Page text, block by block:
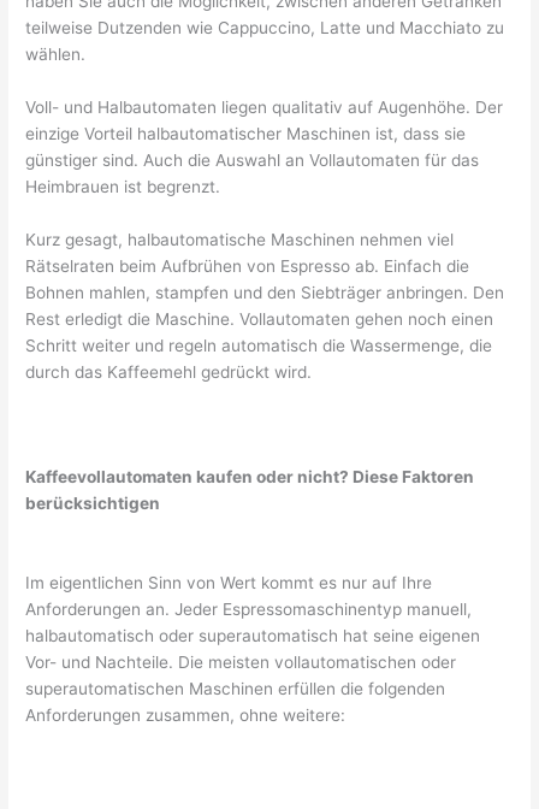
teilweise Dutzenden wie Cappuccino, Latte und Macchiato zu
wählen.
Voll- und Halbautomaten liegen qualitativ auf Augenhöhe. Der
einzige Vorteil halbautomatischer Maschinen ist, dass sie
günstiger sind. Auch die Auswahl an Vollautomaten für das
Heimbrauen ist begrenzt.
Kurz gesagt, halbautomatische Maschinen nehmen viel
Rätselraten beim Aufbrühen von Espresso ab. Einfach die
Bohnen mahlen, stampfen und den Siebträger anbringen. Den
Rest erledigt die Maschine. Vollautomaten gehen noch einen
Schritt weiter und regeln automatisch die Wassermenge, die
durch das Kaffeemehl gedrückt wird.
Kaffeevollautomaten kaufen oder nicht? Diese Faktoren
berücksichtigen
Im eigentlichen Sinn von Wert kommt es nur auf Ihre
Anforderungen an. Jeder Espressomaschinentyp manuell,
halbautomatisch oder superautomatisch hat seine eigenen
Vor- und Nachteile. Die meisten vollautomatischen oder
superautomatischen Maschinen erfüllen die folgenden
Anforderungen zusammen, ohne weitere: